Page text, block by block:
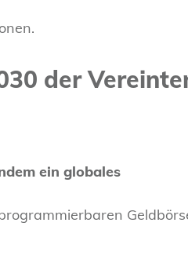
der
ein globales